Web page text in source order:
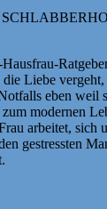
Liebe
eben weil
modernen
arbeitet, sich
gestressten